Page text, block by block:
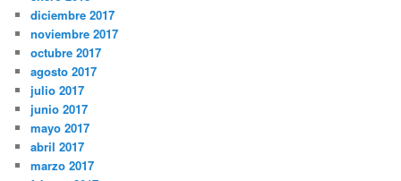
diciembre 2017
noviembre 2017
octubre 2017
agosto 2017
julio 2017
junio 2017
mayo 2017
abril 2017
marzo 2017